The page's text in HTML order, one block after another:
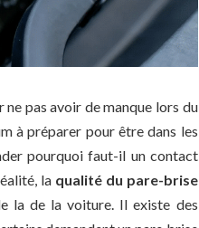
ne pas avoir de manque lors du
à préparer pour être dans les
pourquoi faut-il un contact
la qualité du pare-brise
la de la voiture. Il existe des